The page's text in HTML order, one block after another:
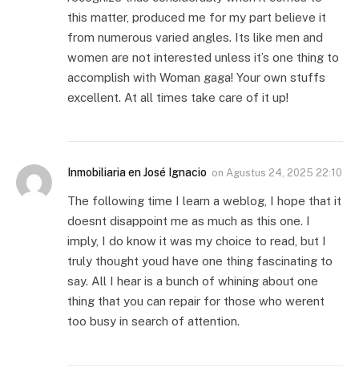
this matter, produced me for my part believe it
from numerous varied angles. Its like men and
women are not interested unless it’s one thing to
accomplish with Woman gaga! Your own stuffs
excellent. At all times take care of it up!
Inmobiliaria en José Ignacio on Agustus 24, 2025 22:10
The following time I learn a weblog, I hope that it
doesnt disappoint me as much as this one. I
imply, I do know it was my choice to read, but I
truly thought youd have one thing fascinating to
say. All I hear is a bunch of whining about one
thing that you can repair for those who werent
too busy in search of attention.